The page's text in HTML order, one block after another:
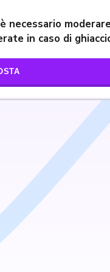
necessario
in caso di